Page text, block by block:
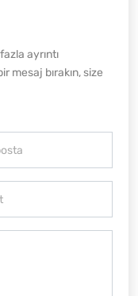
ayrıntı
mesaj bırakın, size